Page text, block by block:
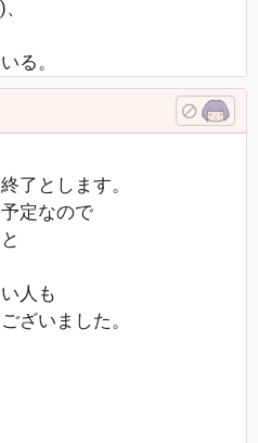
る。
了とします。
定なので
人も
ざいました。